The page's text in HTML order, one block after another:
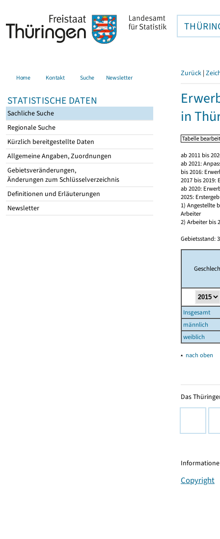
Home Kontakt Suche Newsletter
STATISTISCHE DATEN
Sachliche Suche
Regionale Suche
Kürzlich bereitgestellte Daten
Allgemeine Angaben, Zuordnungen
Gebietsveränderungen,
Änderungen zum Schlüsselverzeichnis
Definitionen und Erläuterungen
Newsletter
Zurück |
in
ab 2011 bis
ab 2021:
bis 2016:
2017 bis
ab 2020:
2025:
1) Angestellte
Arbeiter
2) Arbeiter bis
Gebietsstand:
Insgesamt
männlich
weiblich
▴ nach oben
Das
Copyright